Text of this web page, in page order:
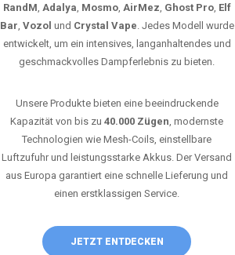
RandM, Adalya, Mosmo, AirMez, Ghost Pro, Elf
Bar, Vozol und Crystal Vape. Jedes Modell wurde
entwickelt, um ein intensives, langanhaltendes und
geschmackvolles Dampferlebnis zu bieten.
Unsere Produkte bieten eine beeindruckende
Kapazität von bis zu 40.000 Zügen, modernste
Technologien wie Mesh-Coils, einstellbare
Luftzufuhr und leistungsstarke Akkus. Der Versand
aus Europa garantiert eine schnelle Lieferung und
einen erstklassigen Service.
JETZT ENTDECKEN